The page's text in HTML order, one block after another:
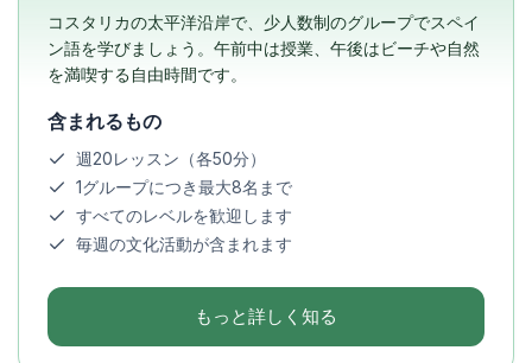
コスタリカの太平洋沿岸で、少人数制のグループでスペイ
ン語を学びましょう。午前中は授業、午後はビーチや自然
を満喫する自由時間です。
含まれるもの
週20レッスン（各50分）
1グループにつき最大8名まで
すべてのレベルを歓迎します
毎週の文化活動が含まれます
もっと詳しく知る